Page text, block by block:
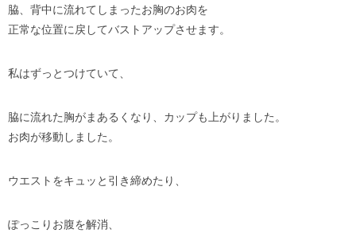
脇、背中に流れてしまったお胸のお肉を
正常な位置に戻してバストアップさせます。
私はずっとつけていて、
脇に流れた胸がまあるくなり、カップも上がりました。
お肉が移動しました。
ウエストをキュッと引き締めたり、
ぽっこりお腹を解消、